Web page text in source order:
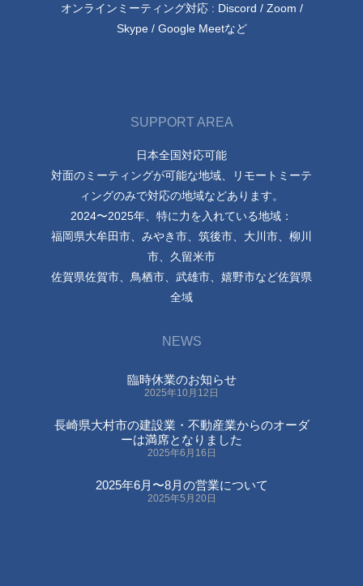
オンラインミーティング対応 : Discord / Zoom /
Skype / Google Meetなど
SUPPORT AREA
日本全国対応可能
対面のミーティングが可能な地域、リモートミーテ
ィングのみで対応の地域などあります。
2024〜2025年、特に力を入れている地域：
福岡県大牟田市、みやき市、筑後市、大川市、柳川
市、久留米市
佐賀県佐賀市、鳥栖市、武雄市、嬉野市など佐賀県
全域
NEWS
臨時休業のお知らせ
2025年10月12日
長崎県大村市の建設業・不動産業からのオーダ
ーは満席となりました
2025年6月16日
2025年6月〜8月の営業について
2025年5月20日